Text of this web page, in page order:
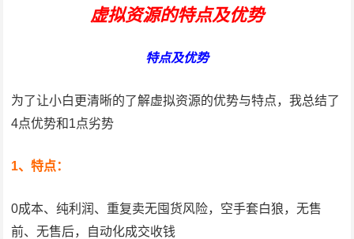
虚拟资源的特点及优势
特点及优势
为了让小白更清晰的了解虚拟资源的优势与特点，我总结了
4点优势和1点劣势
1、特点：
0成本、纯利润、重复卖无囤货风险，空手套白狼，无售
前、无售后，自动化成交收钱